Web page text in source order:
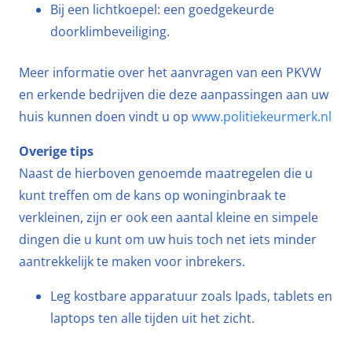
Bij een lichtkoepel: een goedgekeurde
doorklimbeveiliging.
Meer informatie over het aanvragen van een PKVW
en erkende bedrijven die deze aanpassingen aan uw
huis kunnen doen vindt u op www.politiekeurmerk.nl
Overige tips
Naast de hierboven genoemde maatregelen die u
kunt treffen om de kans op woninginbraak te
verkleinen, zijn er ook een aantal kleine en simpele
dingen die u kunt om uw huis toch net iets minder
aantrekkelijk te maken voor inbrekers.
Leg kostbare apparatuur zoals Ipads, tablets en
laptops ten alle tijden uit het zicht.